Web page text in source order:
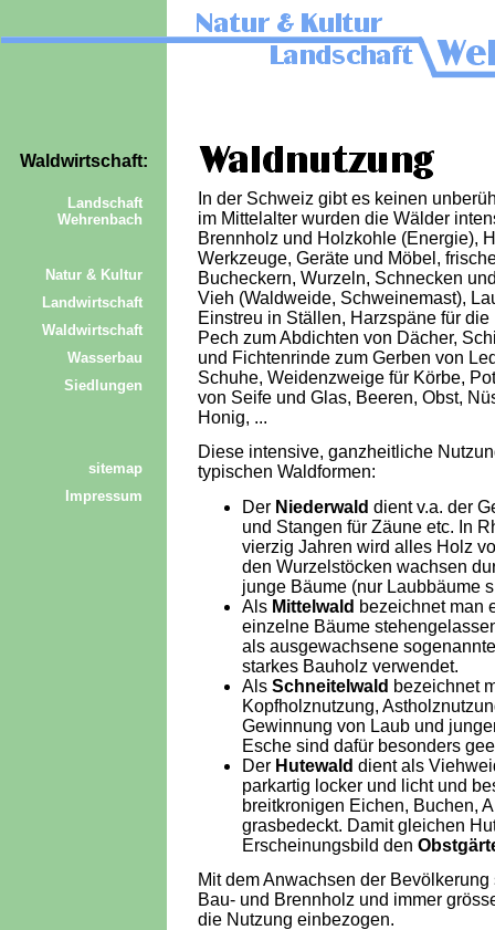
Waldwirtschaft:
Landschaft
Wehrenbach
Natur & Kultur
Landwirtschaft
Waldwirtschaft
Wasserbau
Siedlungen
sitemap
Impressum
In der Schweiz gibt es keinen
im Mittelalter wurden die Wälder
Brennholz und Holzkohle (Energie),
Werkzeuge, Geräte und Möbel,
Bucheckern, Wurzeln, Schnecken
Vieh (Waldweide, Schweinemast),
Einstreu in Ställen, Harzspäne für
Pech zum Abdichten von Dächer,
und Fichtenrinde zum Gerben von
Schuhe, Weidenzweige für Körbe,
von Seife und Glas, Beeren, Obst,
Honig, ...
Diese intensive, ganzheitliche
typischen Waldformen:
Der Niederwald dient v.a. der
und Stangen für Zäune etc. In
vierzig Jahren wird alles Holz
den Wurzelstöcken wachsen
junge Bäume (nur Laubbäume
Als Mittelwald bezeichnet man
einzelne Bäume
als ausgewachsene
starkes Bauholz verwendet.
Als Schneitelwald bezeichnet
Kopfholznutzung,
Gewinnung von Laub und
Esche sind dafür besonders
Der Hutewald dient als
parkartig locker und licht und
breitkronigen Eichen, Buchen,
grasbedeckt. Damit gleichen
Erscheinungsbild den
Mit dem Anwachsen der
Bau- und Brennholz und immer
die Nutzung einbezogen.